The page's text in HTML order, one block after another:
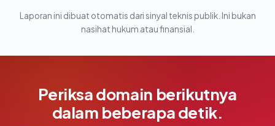
Laporan ini dibuat otomatis dari sinyal teknis publik. Ini bukan
nasihat hukum atau finansial.
Periksa domain berikutnya
dalam beberapa detik.